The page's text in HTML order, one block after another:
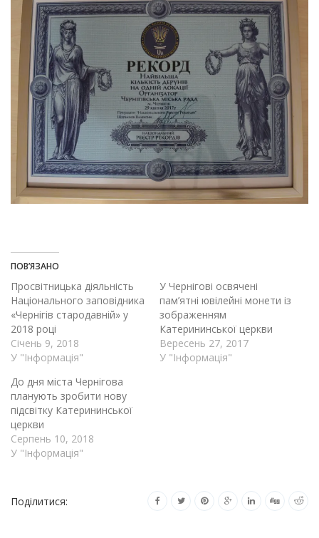
ПОВ’ЯЗАНО
Просвітницька діяльність
Національного заповідника
«Чернігів стародавній» у
2018 році
Січень 9, 2018
У "Інформація"
У Чернігові освячені
пам’ятні ювілейні монети із
зображенням
Катерининської церкви
Вересень 27, 2017
У "Інформація"
До дня міста Чернігова
планують зробити нову
підсвітку Катерининської
церкви
Серпень 10, 2018
У "Інформація"
Поділитися: